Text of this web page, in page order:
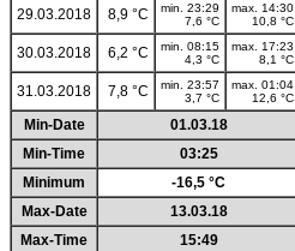
29.03.2018 8,9 °C
min. 23:29
7,6 °C
max. 14:30
10,8 °C
30.03.2018 6,2 °C
min. 08:15
4,3 °C
max. 17:23
8,1 °C
31.03.2018 7,8 °C
min. 23:57
3,7 °C
max. 01:04
12,6 °C
Min-Date
01.03.18
Min-Time
03:25
Minimum
-16,5 °C
Max-Date
13.03.18
Max-Time
15:49